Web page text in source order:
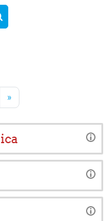
CURSOS
3
»